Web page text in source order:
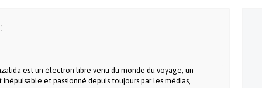
est un électron libre venu du monde du voyage, un
et passionné depuis toujours par les médias,